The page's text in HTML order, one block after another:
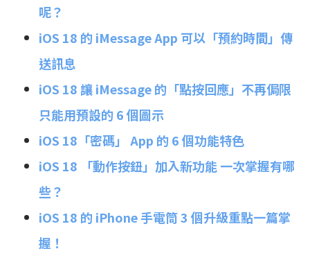
呢？
iOS 18 的 iMessage App 可以「預約時間」傳
送訊息
iOS 18 讓 iMessage 的「點按回應」不再侷限
只能用預設的 6 個圖示
iOS 18「密碼」 App 的 6 個功能特色
iOS 18 「動作按鈕」加入新功能 一次掌握有哪
些？
iOS 18 的 iPhone 手電筒 3 個升級重點一篇掌
握！